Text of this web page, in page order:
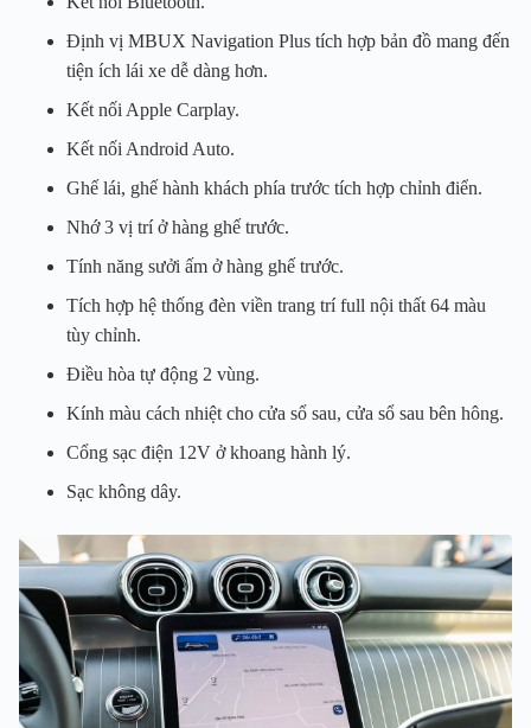
Định vị MBUX Navigation Plus tích hợp bản đồ mang đến
tiện ích lái xe dễ dàng hơn.
Kết nối Apple Carplay.
Kết nối Android Auto.
Ghế lái, ghế hành khách phía trước tích hợp chỉnh điển.
Nhớ 3 vị trí ở hàng ghế trước.
Tính năng sưởi ấm ở hàng ghế trước.
Tích hợp hệ thống đèn viền trang trí full nội thất 64 màu
tùy chỉnh.
Điều hòa tự động 2 vùng.
Kính màu cách nhiệt cho cửa sổ sau, cửa sổ sau bên hông.
Cổng sạc điện 12V ở khoang hành lý.
Sạc không dây.